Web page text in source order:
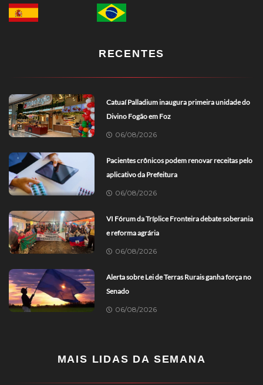
RECENTES
Catuaí Palladium inaugura primeira unidade do
Divino Fogão em Foz
06/08/2026
Pacientes crônicos podem renovar receitas pelo
aplicativo da Prefeitura
06/08/2026
VI Fórum da Tríplice Fronteira debate soberania
e reforma agrária
06/08/2026
Alerta sobre Lei de Terras Rurais ganha força no
Senado
06/08/2026
MAIS LIDAS DA SEMANA